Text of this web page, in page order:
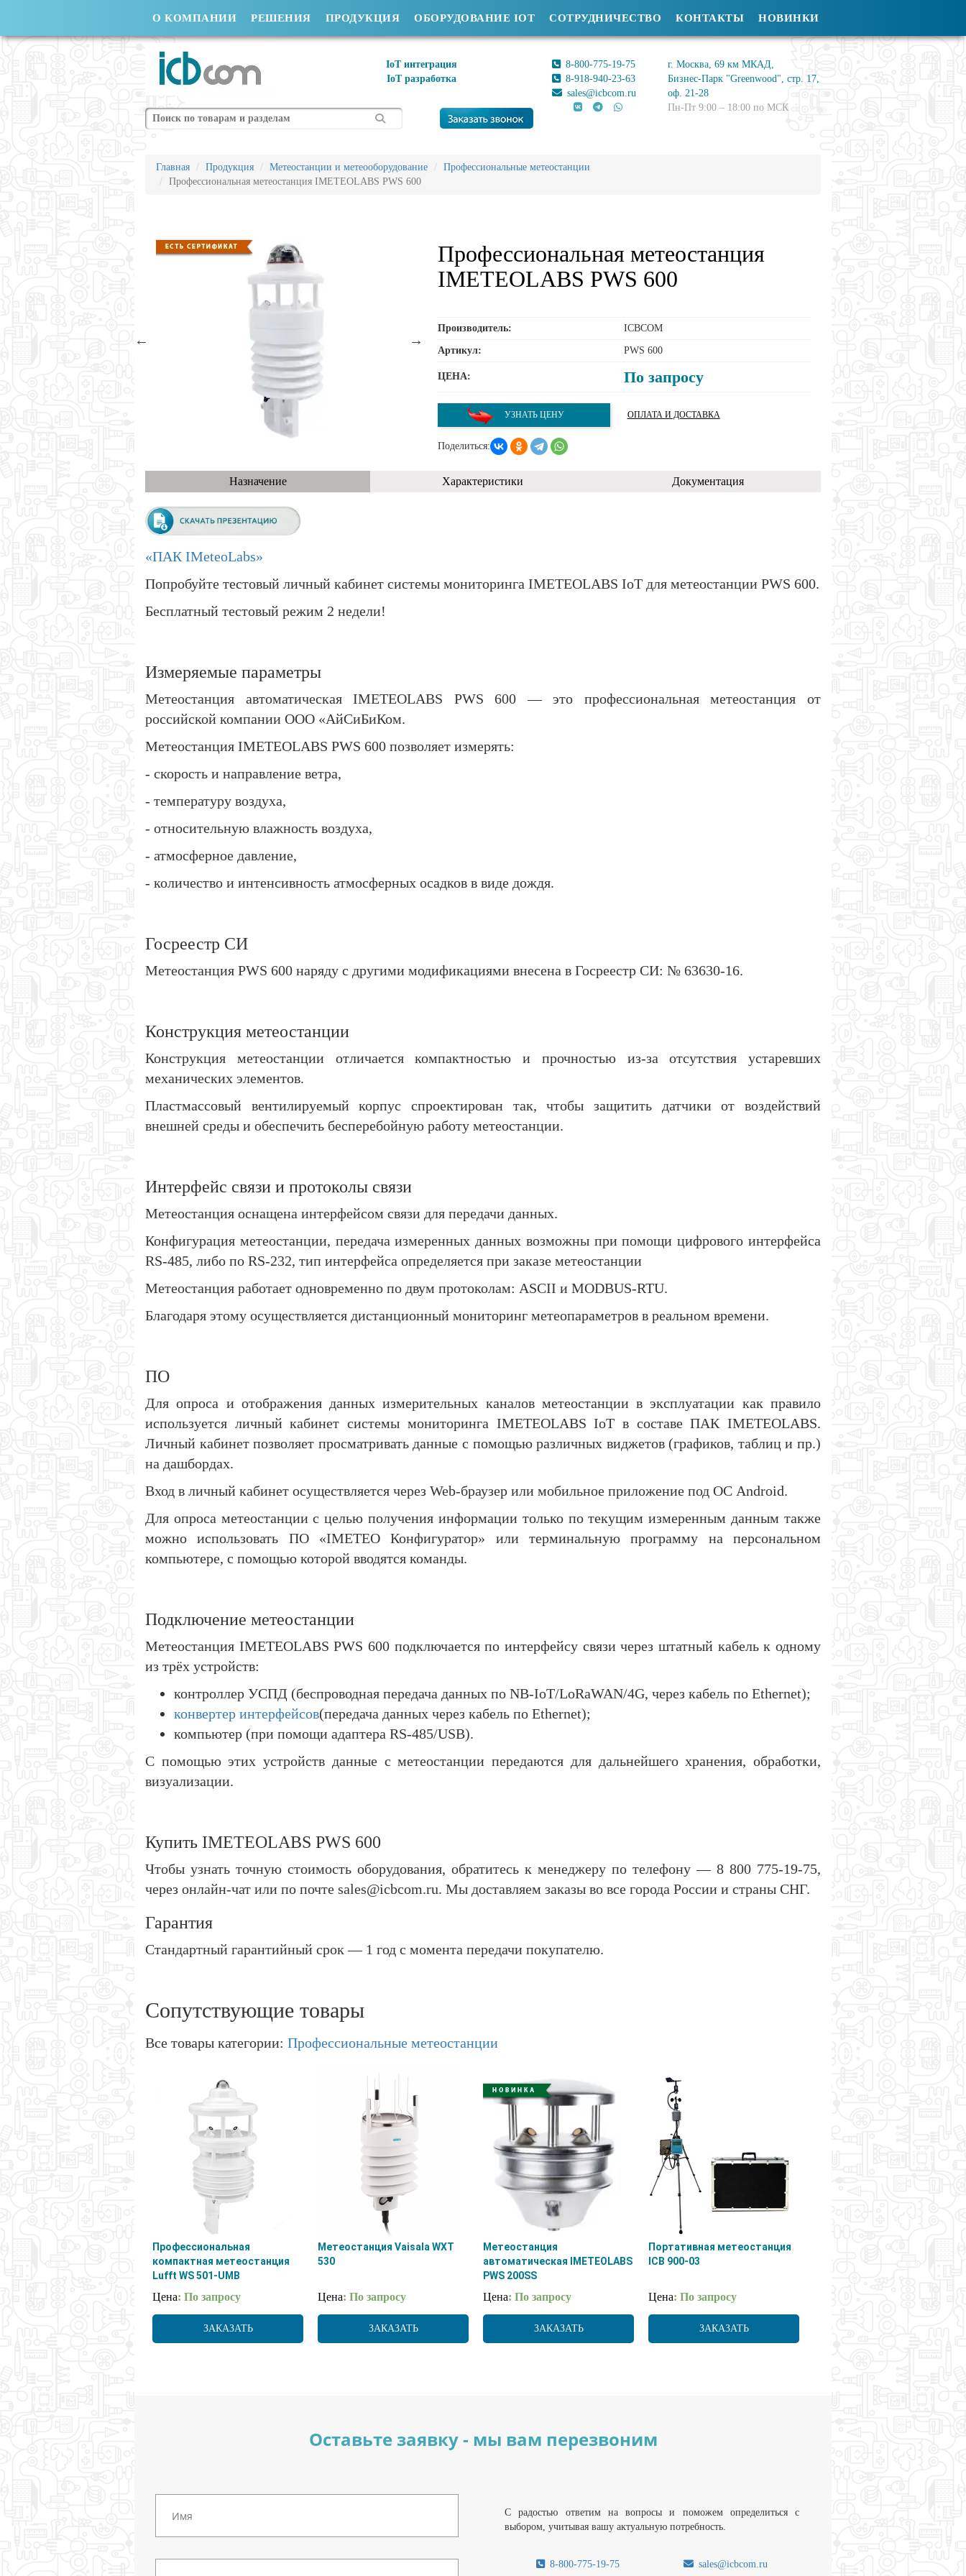
О КОМПАНИИ РЕШЕНИЯ ПРОДУКЦИЯ ОБОРУДОВАНИЕ IOT СОТРУДНИЧЕСТВО КОНТАКТЫ НОВИНКИ
IoT интеграция
IoT разработка
Поиск
8-800-775-19-75
8-918-940-23-63
sales@icbcom.ru
г. Москва, 69 км МКАД,
Бизнес-Парк "Greenwood", стр. 17,
оф. 21-28
Пн-Пт 9:00 – 18:00 по МСК
Главная Продукция Метеостанции и метеооборудование
Профессиональные метеостанции
Профессиональная метеостанция IMETEOLABS PWS 600
Профессиональная метеостанция
IMETEOLABS PWS 600
Производитель: ICBCOM
Артикул: PWS 600
ЦЕНА: По запросу
УЗНАТЬ ЦЕНУ ОПЛАТА И ДОСТАВКА
Поделиться:
Назначение Характеристики Документация
«ПАК IMeteoLabs»
Попробуйте тестовый личный кабинет системы мониторинга IMETEOLABS IoT для метеостанции PWS 600.
Бесплатный тестовый режим 2 недели!
Измеряемые параметры
Метеостанция автоматическая IMETEOLABS PWS 600 — это профессиональная метеостанция от
российской компании ООО «АйСиБиКом.
Метеостанция IMETEOLABS PWS 600 позволяет измерять:
- скорость и направление ветра,
- температуру воздуха,
- относительную влажность воздуха,
- атмосферное давление,
- количество и интенсивность атмосферных осадков в виде дождя.
Госреестр СИ
Метеостанция PWS 600 наряду с другими модификациями внесена в Госреестр СИ: № 63630-16.
Конструкция метеостанции
Конструкция метеостанции отличается компактностью и прочностью из-за отсутствия устаревших
механических элементов.
Пластмассовый вентилируемый корпус спроектирован так, чтобы защитить датчики от воздействий
внешней среды и обеспечить бесперебойную работу метеостанции.
Интерфейс связи и протоколы связи
Метеостанция оснащена интерфейсом связи для передачи данных.
Конфигурация метеостанции, передача измеренных данных возможны при помощи цифрового интерфейса
RS-485, либо по RS-232, тип интерфейса определяется при заказе метеостанции
Метеостанция работает одновременно по двум протоколам: ASCII и MODBUS-RTU.
Благодаря этому осуществляется дистанционный мониторинг метеопараметров в реальном времени.
ПО
Для опроса и отображения данных измерительных каналов метеостанции в эксплуатации как правило
используется личный кабинет системы мониторинга IMETEOLABS IoT в составе ПАК IMETEOLABS.
Личный кабинет позволяет просматривать данные с помощью различных виджетов (графиков, таблиц и пр.)
на дашбордах.
Вход в личный кабинет осуществляется через Web-браузер или мобильное приложение под ОС Android.
Для опроса метеостанции с целью получения информации только по текущим измеренным данным также
можно использовать ПО «IMETEO Конфигуратор» или терминальную программу на персональном
компьютере, с помощью которой вводятся команды.
Подключение метеостанции
Метеостанция IMETEOLABS PWS 600 подключается по интерфейсу связи через штатный кабель к одному
из трёх устройств:
контроллер УСПД (беспроводная передача данных по NB-IoT/LoRaWAN/4G, через кабель по Ethernet);
конвертер интерфейсов(передача данных через кабель по Ethernet);
компьютер (при помощи адаптера RS-485/USB).
С помощью этих устройств данные с метеостанции передаются для дальнейшего хранения, обработки,
визуализации.
Купить IMETEOLABS PWS 600
Чтобы узнать точную стоимость оборудования, обратитесь к менеджеру по телефону — 8 800 775-19-75,
через онлайн-чат или по почте sales@icbcom.ru. Мы доставляем заказы во все города России и страны СНГ.
Гарантия
Стандартный гарантийный срок — 1 год с момента передачи покупателю.
Сопутствующие товары
Все товары категории: Профессиональные метеостанции
Профессиональная
компактная метеостанция
Lufft WS 501-UMB
Цена: По запросу
ЗАКАЗАТЬ
Метеостанция Vaisala WXT
530
Цена: По запросу
ЗАКАЗАТЬ
Метеостанция
автоматическая IMETEOLABS
PWS 200SS
Цена: По запросу
ЗАКАЗАТЬ
Портативная метеостанция
ICB 900-03
Цена: По запросу
ЗАКАЗАТЬ
Оставьте заявку - мы вам перезвоним
С радостью ответим на вопросы и поможем определиться с
выбором, учитывая вашу актуальную потребность.
8-800-775-19-75 sales@icbcom.ru